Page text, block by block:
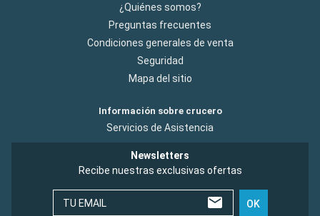
¿Quiénes somos?
Preguntas frecuentes
Condiciones generales de venta
Seguridad
Mapa del sitio
Información sobre crucero
Servicios de Asistencia
Newsletters
Recibe nuestras exclusivas ofertas
TU EMAIL OK